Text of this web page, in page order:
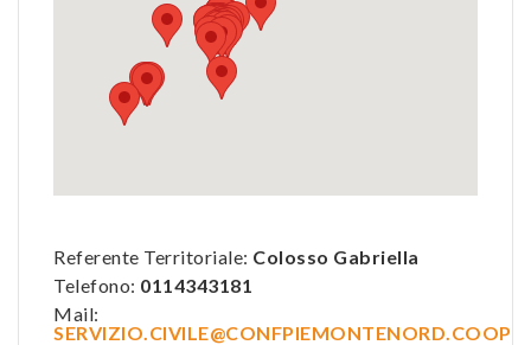
Referente Territoriale: Colosso Gabriella
Telefono: 0114343181
Mail:
SERVIZIO.CIVILE@CONFPIEMONTENORD.COOP